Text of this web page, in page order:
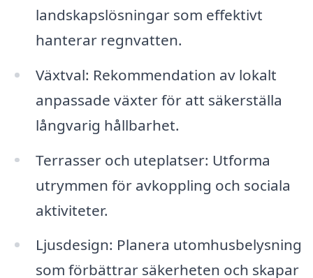
landskapslösningar som effektivt
hanterar regnvatten.
Växtval: Rekommendation av lokalt
anpassade växter för att säkerställa
långvarig hållbarhet.
Terrasser och uteplatser: Utforma
utrymmen för avkoppling och sociala
aktiviteter.
Ljusdesign: Planera utomhusbelysning
som förbättrar säkerheten och skapar